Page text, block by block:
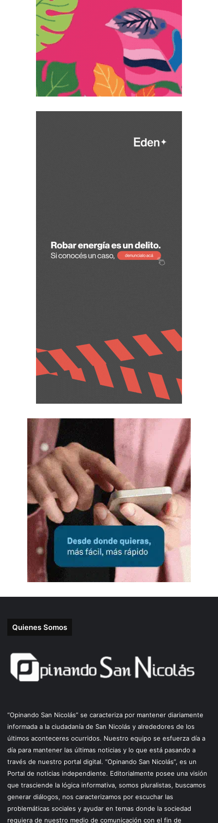
Quienes Somos
“Opinando San Nicolás” se caracteriza por mantener diariamente
informada a la ciudadanía de San Nicolás y alrededores de los
últimos aconteceres ocurridos. Nuestro equipo se esfuerza día a
día para mantener las últimas noticias y lo que está pasando a
través de nuestro portal digital. “Opinando San Nicolás”, es un
Portal de noticias independiente. Editorialmente posee una visión
que trasciende la lógica informativa, somos pluralistas, buscamos
generar diálogos, nos caracterizamos por escuchar las
problemáticas sociales y ayudar en temas donde la sociedad
requiera de nuestro medio de comunicación con el fin de